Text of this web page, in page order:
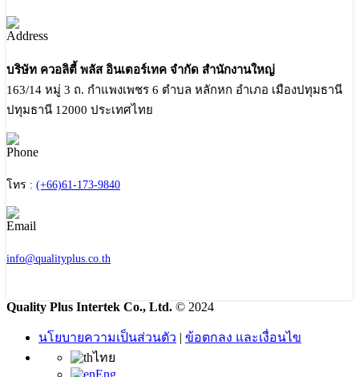
บริษัท ควอลิตี้ พลัส อินเตอร์เทค จำกัด สำนักงานใหญ่
163/14 หมู่ 3 ถ. กำแพงเพชร 6 ตำบล หลักหก อำเภอ เมืองปทุมธานี
ปทุมธานี 12000 ประเทศไทย
โทร : (+66)61-173-9840
info@qualityplus.co.th
Quality Plus Intertek Co., Ltd. © 2024
นโยบายความเป็นส่วนตัว | ข้อตกลง และเงื่อนไข
ไทย
Eng